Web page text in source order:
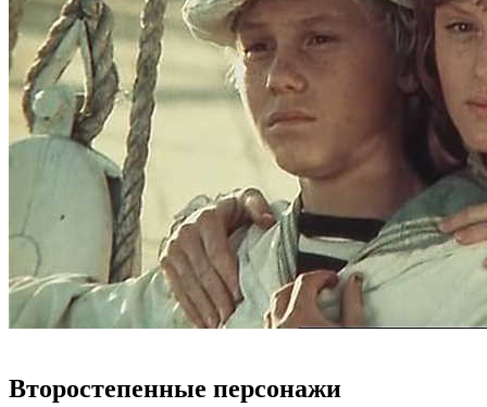
Второстепенные персонажи